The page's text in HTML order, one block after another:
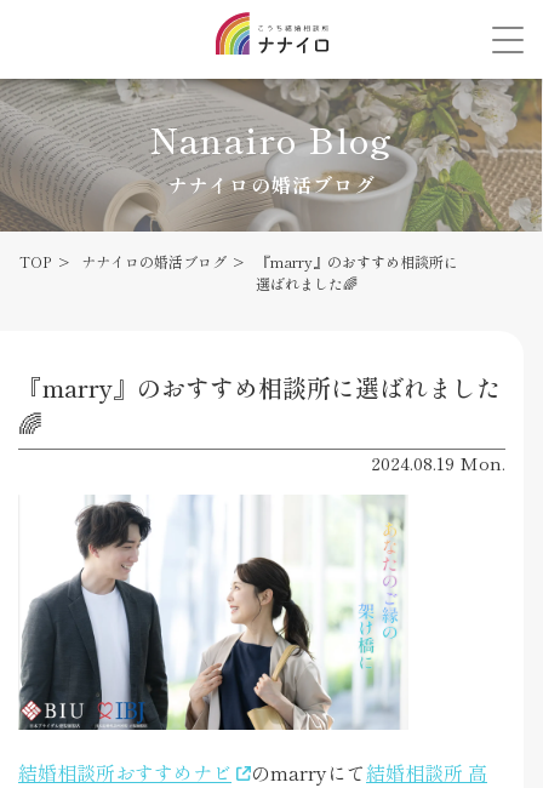
Nanairo Blog
ナナイロの婚活ブログ
TOP ナナイロの婚活ブログ
『marry』のおすすめ相談所に
選ばれました🌈
『marry』のおすすめ相談所に選ばれました
🌈
2024.08.19 Mon.
結婚相談所おすすめナビ のmarryにて結婚相談所 高